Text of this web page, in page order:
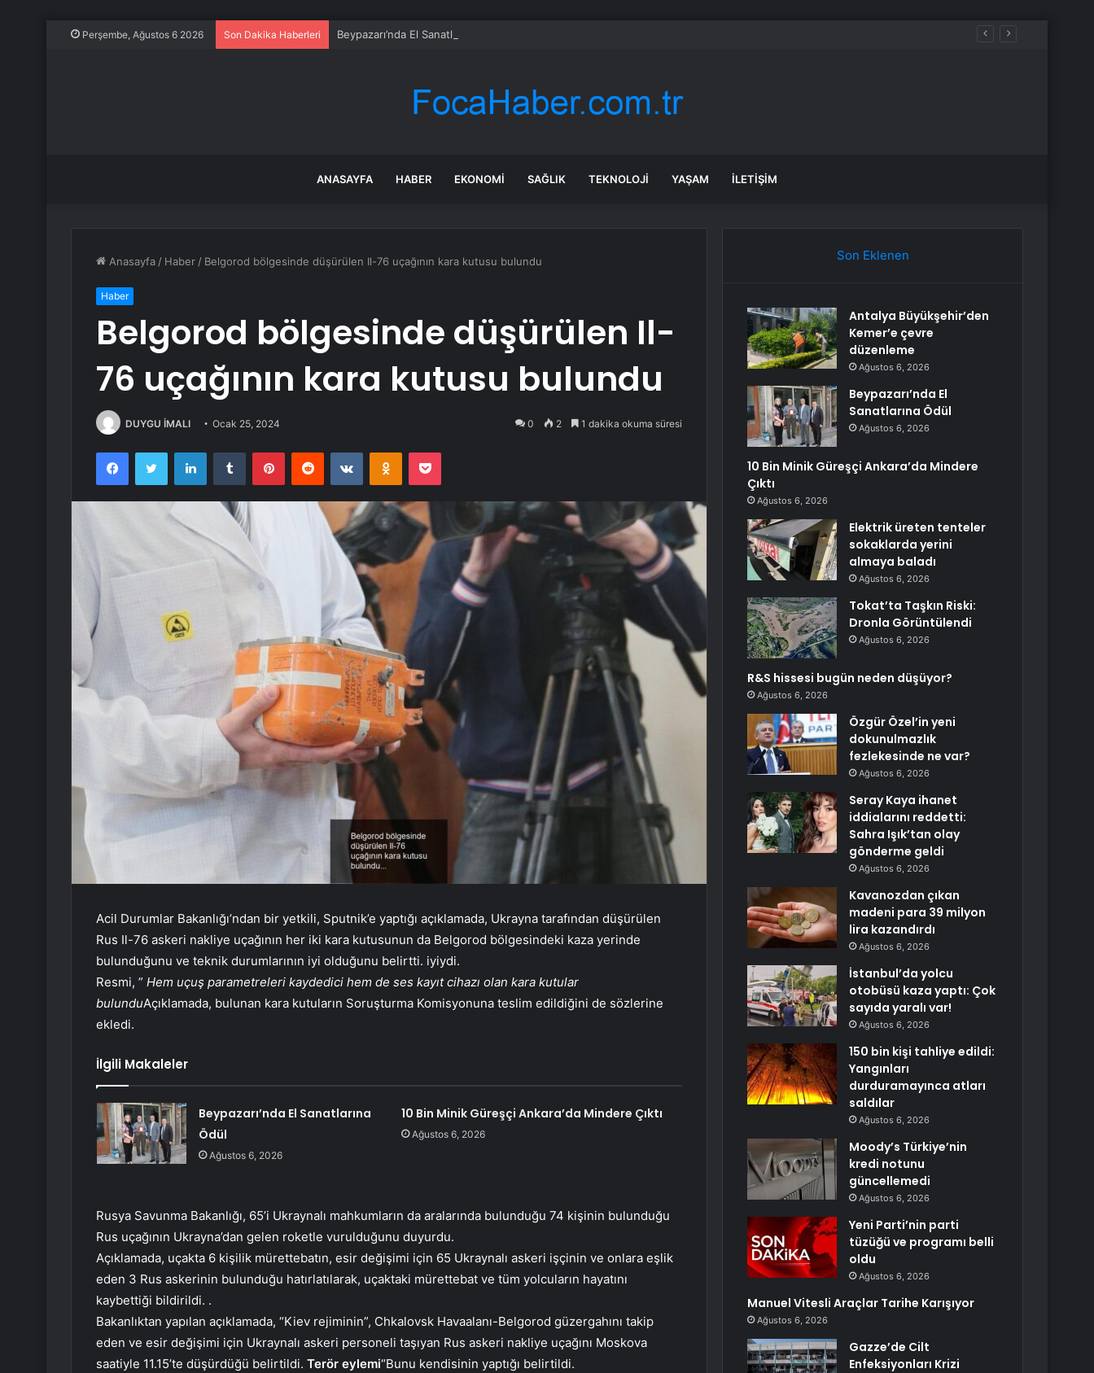
Perşembe, Ağustos 6 2026 Son Dakika Haberleri Beypazarı’nda El Sanatlarına Ödül
ANASAYFA HABER EKONOMI SAĞLIK TEKNOLOJI YAŞAM İLETIŞIM
Anasayfa / Haber / Belgorod bölgesinde düşürülen Il-76 uçağının kara kutusu bulundu
Haber
Belgorod bölgesinde düşürülen Il-
76 uçağının kara kutusu bulundu
DUYGU İMALI Ocak 25, 2024 0 2 1 dakika okuma süresi
FacebookTwitter LinkedInTumblr PinterestReddit VKontakteOdnoklassniki
Pocket
Acil Durumlar Bakanlığı’ndan bir yetkili, Sputnik’e yaptığı açıklamada, Ukrayna tarafından düşürülen
Rus Il-76 askeri nakliye uçağının her iki kara kutusunun da Belgorod bölgesindeki kaza yerinde
bulunduğunu ve teknik durumlarının iyi olduğunu belirtti. iyiydi.
Resmi, ” Hem uçuş parametreleri kaydedici hem de ses kayıt cihazı olan kara kutular
bulunduAçıklamada, bulunan kara kutuların Soruşturma Komisyonuna teslim edildiğini de sözlerine
ekledi.
İlgili Makaleler
Beypazarı’nda El Sanatlarına
Ödül
Ağustos 6, 2026
10 Bin Minik Güreşçi Ankara’da Mindere Çıktı
Ağustos 6, 2026
Rusya Savunma Bakanlığı, 65’i Ukraynalı mahkumların da aralarında bulunduğu 74 kişinin bulunduğu
Rus uçağının Ukrayna’dan gelen roketle vurulduğunu duyurdu.
Açıklamada, uçakta 6 kişilik mürettebatın, esir değişimi için 65 Ukraynalı askeri işçinin ve onlara eşlik
eden 3 Rus askerinin bulunduğu hatırlatılarak, uçaktaki mürettebat ve tüm yolcuların hayatını
kaybettiği bildirildi. .
Bakanlıktan yapılan açıklamada, “Kiev rejiminin”, Chkalovsk Havaalanı-Belgorod güzergahını takip
eden ve esir değişimi için Ukraynalı askeri personeli taşıyan Rus askeri nakliye uçağını Moskova
saatiyle 11.15’te düşürdüğü belirtildi. Terör eylemi“Bunu kendisinin yaptığı belirtildi.
Son Eklenen
Antalya Büyükşehir’den
Kemer’e çevre
düzenleme
Ağustos 6, 2026
Beypazarı’nda El
Sanatlarına Ödül
Ağustos 6, 2026
10 Bin Minik Güreşçi Ankara’da Mindere
Çıktı
Ağustos 6, 2026
Elektrik üreten tenteler
sokaklarda yerini
almaya baladı
Ağustos 6, 2026
Tokat’ta Taşkın Riski:
Dronla Görüntülendi
Ağustos 6, 2026
R&S hissesi bugün neden düşüyor?
Ağustos 6, 2026
Özgür Özel’in yeni
dokunulmazlık
fezlekesinde ne var?
Ağustos 6, 2026
Seray Kaya ihanet
iddialarını reddetti:
Sahra Işık’tan olay
gönderme geldi
Ağustos 6, 2026
Kavanozdan çıkan
madeni para 39 milyon
lira kazandırdı
Ağustos 6, 2026
İstanbul’da yolcu
otobüsü kaza yaptı: Çok
sayıda yaralı var!
Ağustos 6, 2026
150 bin kişi tahliye edildi:
Yangınları
durduramayınca atları
saldılar
Ağustos 6, 2026
Moody’s Türkiye’nin
kredi notunu
güncellemedi
Ağustos 6, 2026
Yeni Parti’nin parti
tüzüğü ve programı belli
oldu
Ağustos 6, 2026
Manuel Vitesli Araçlar Tarihe Karışıyor
Ağustos 6, 2026
Gazze’de Cilt
Enfeksiyonları Krizi